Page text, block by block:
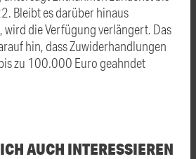
Bleibt es darüber hinaus
die Verfügung verlängert. Das
hin, dass Zuwiderhandlungen
zu 100.000 Euro geahndet
AUCH INTERESSIEREN